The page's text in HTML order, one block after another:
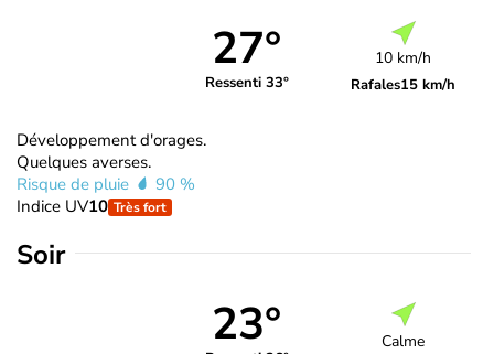
27°
Ressenti 33°
10 km/h
Rafales15 km/h
Développement d'orages.
Quelques averses.
Risque de pluie
90 %
Indice UV10 Très fort
Soir
23° Calme